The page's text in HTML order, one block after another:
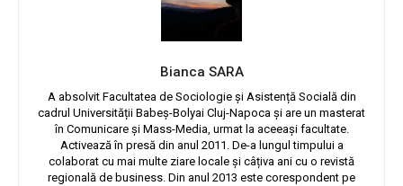
Bianca SARA
A absolvit Facultatea de Sociologie și Asistență Socială din
cadrul Universității Babeș-Bolyai Cluj-Napoca și are un masterat
în Comunicare și Mass-Media, urmat la aceeași facultate.
Activează în presă din anul 2011. De-a lungul timpului a
colaborat cu mai multe ziare locale și câțiva ani cu o revistă
regională de business. Din anul 2013 este corespondent pe